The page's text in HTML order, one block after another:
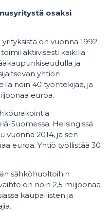
osaksi
on vuonna 1992
aktiivisesti kaikilla
ja
yhtiön
noin 40 työntekijää, ja
euroa.
Suomessa. Helsingissä
vuonna 2014, ja sen
euroa. Yhtiö työllistää 30
sähköhuoltoihin
on noin 2,5 miljoonaa
kaupallisten ja